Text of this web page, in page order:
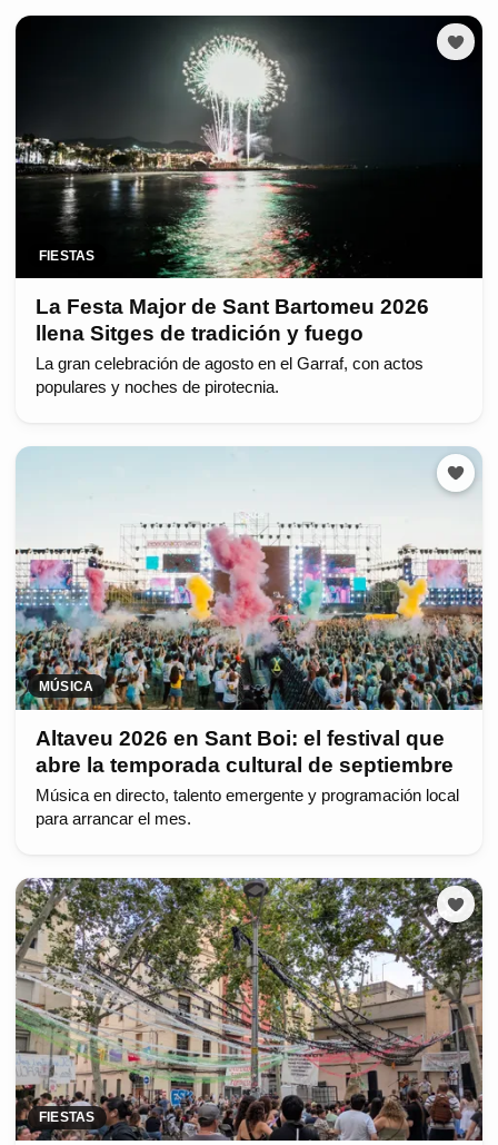
FIESTAS
La Festa Major de Sant Bartomeu 2026
llena Sitges de tradición y fuego
La gran celebración de agosto en el Garraf, con actos
populares y noches de pirotecnia.
MÚSICA
Altaveu 2026 en Sant Boi: el festival que
abre la temporada cultural de septiembre
Música en directo, talento emergente y programación local
para arrancar el mes.
FIESTAS